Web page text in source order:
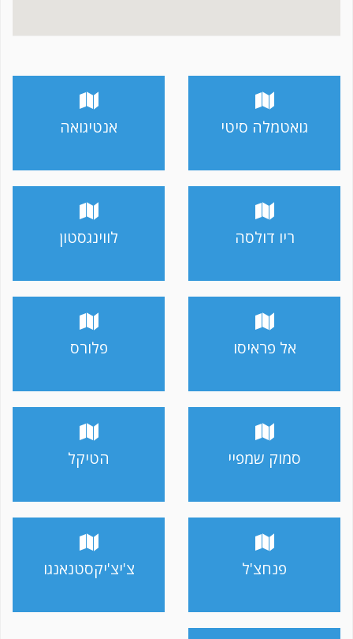
גואטמלה סיטי אנטיגואה
ריו דולסה לווינגסטון
אל פראיסו פלורס
סמוק שמפיי הטיקל
פנחצ'ל צ'יצ'יקסטנאנגו